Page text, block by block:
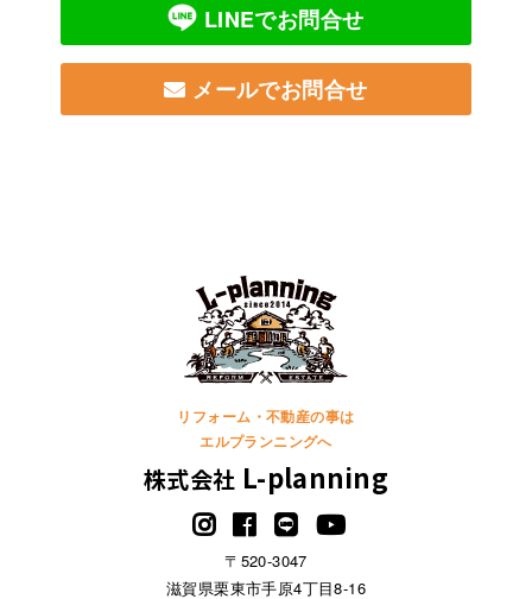
LINEでお問合せ
メールでお問合せ
リフォーム・不動産の事は
エルプランニングへ
株式会社 L-planning
〒520-3047
滋賀県栗東市手原4丁目8-16